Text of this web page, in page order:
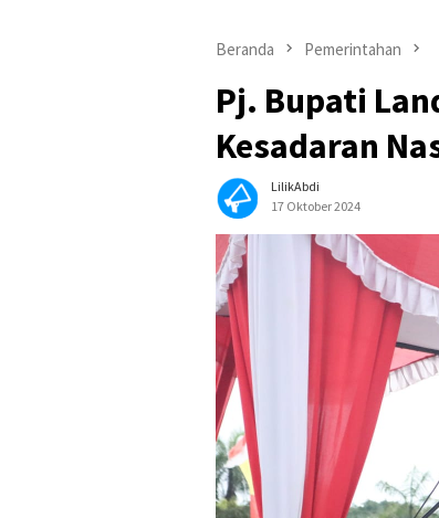
Beranda Pemerintahan
Pj. Bupati
Kesadaran
LilikAbdi
17 Oktober 2024